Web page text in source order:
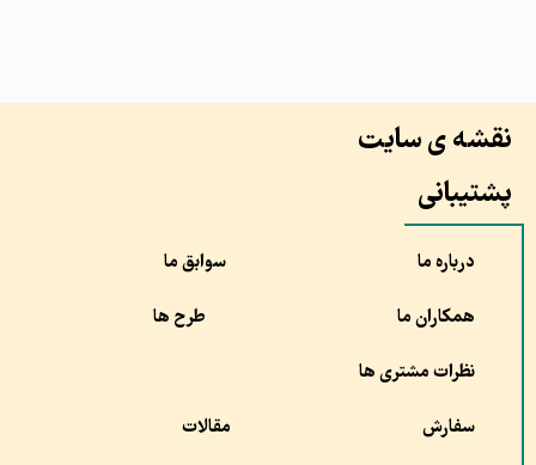
نقشه ی سایت
پشتیبانی
درباره ما سوابق ما
همکاران ما طرح ها
نظرات مشتری ها
سفارش مقالات